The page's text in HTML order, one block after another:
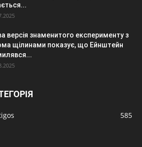
версія знаменитого експерименту з
щілинами показує, що Ейнштейн
585